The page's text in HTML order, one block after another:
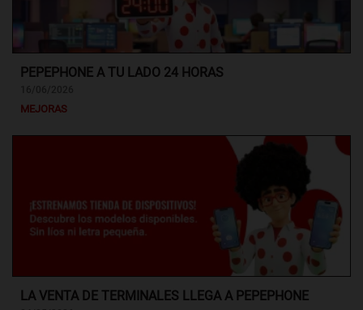
PEPEPHONE A TU LADO 24 HORAS
MEJORAS
LA VENTA DE TERMINALES LLEGA A PEPEPHONE